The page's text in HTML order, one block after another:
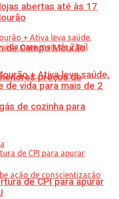
de Campo Mourão
preços de
de cozinha para
abertas até às 17
+ Ativa leva saúde,
de vida para mais de 2
de CPI para apurar